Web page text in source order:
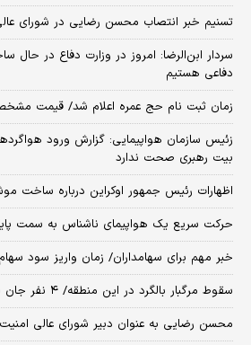
تسنیم خبر انتصاب محسن رضایی در شورای
سردار ابن‌الرضا: امروز در وزارت دفاع در حال
دفاعی هستیم
زمان ثبت‌ نام حج عمره اعلام شد/ قیمت
بیت رهبری صحت ندارد
اظهارات رئیس جمهور اوکراین درباره ساخت
حرکت سریع یک هواپیمای ناشناس به سمت
خبر مهم برای سهامداران/ زمان واریز سود
سقوط مرگبار بالگرد در این منطقه/ ۴ نفر جان باختند
محسن رضایی به عنوان دبیر شورای عالی